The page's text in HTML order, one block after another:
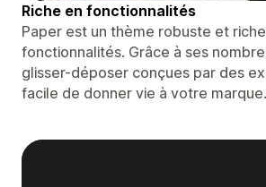
Riche en fonctionnalités
Paper est un thème robuste et
fonctionnalités. Grâce à ses
glisser-déposer conçues par des
facile de donner vie à votre marque.